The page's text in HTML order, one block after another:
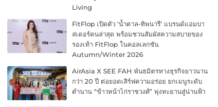
Living
FitFlop เปิดตัว ‘น้ำตาล-ทิพนารี’ แบรนด์แอมบา
สเดอร์คนล่าสุด พร้อมชวนสัมผัสความสบายของ
รองเท้า FitFlop ในคอลเลกชัน
Autumn/Winter 2026
AirAsia X SEE FAH พันธมิตรทางธุรกิจยาวนาน
กว่า 20 ปี ต่อยอดเสิร์ฟความอร่อย ยกเมนูระดับ
ตำนาน “ข้าวหน้าไก่ราชวงศ์” พุ่งทะยานสู่น่านฟ้า